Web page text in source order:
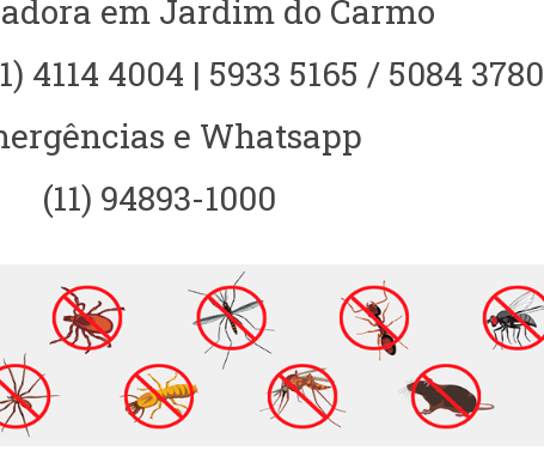
em Jardim do Carmo
4114 4004 | 5933 5165 / 5084 3780
e Whatsapp
(11) 94893-1000